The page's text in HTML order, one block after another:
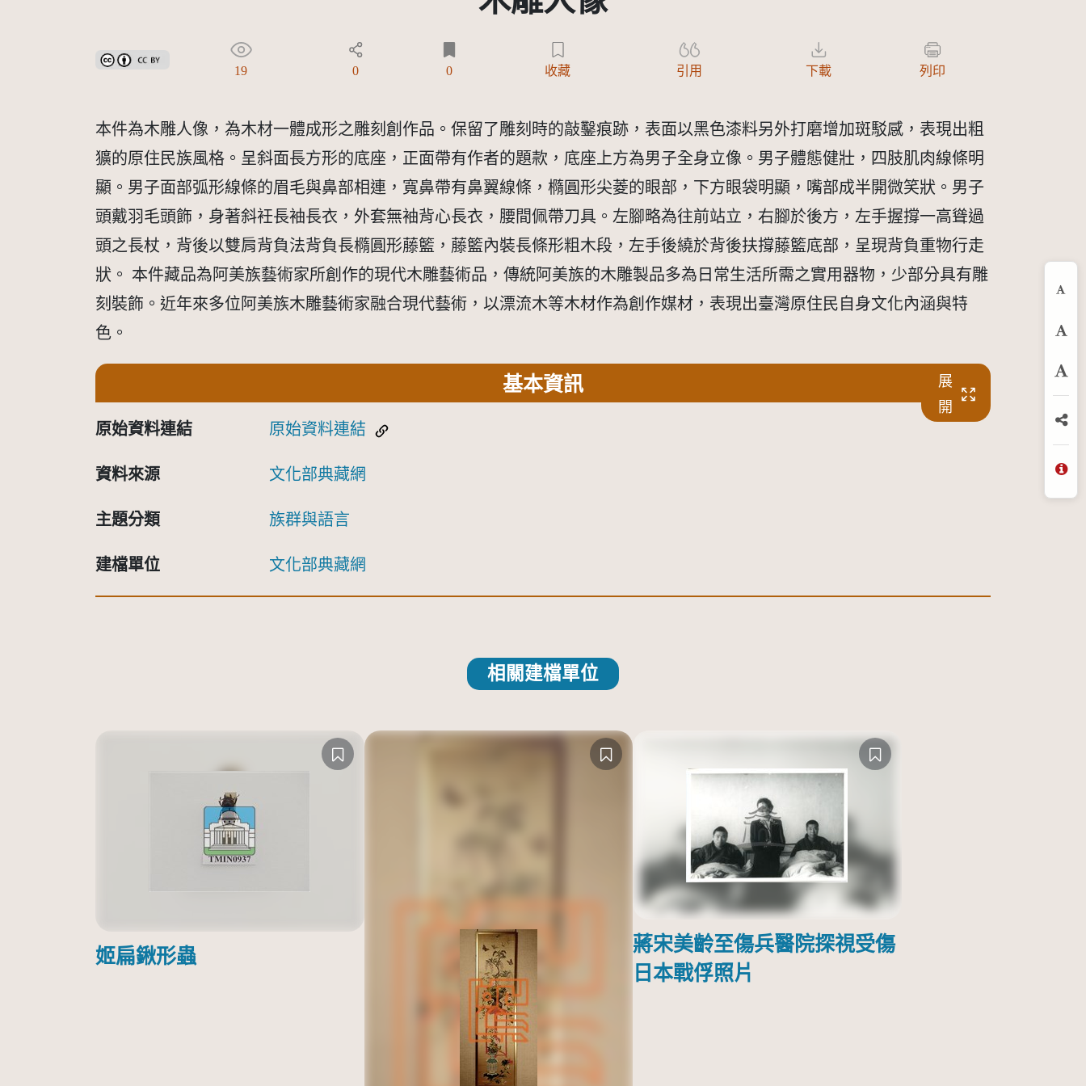
創用CC姓名標示 3.0 台灣及其後版本(CC BY 3.0 TW +)
19 0 0 收藏 引用 下載 列印
本件為木雕人像，為木材一體成形之雕刻創作品。保留了雕刻時的敲鑿痕跡，表面以黑色漆料另外打磨增加斑駁感，表現出粗
獷的原住民族風格。呈斜面長方形的底座，正面帶有作者的題款，底座上方為男子全身立像。男子體態健壯，四肢肌肉線條明
顯。男子面部弧形線條的眉毛與鼻部相連，寬鼻帶有鼻翼線條，橢圓形尖菱的眼部，下方眼袋明顯，嘴部成半開微笑狀。男子
頭戴羽毛頭飾，身著斜衽長袖長衣，外套無袖背心長衣，腰間佩帶刀具。左腳略為往前站立，右腳於後方，左手握撐一高聳過
頭之長杖，背後以雙肩背負法背負長橢圓形藤籃，藤籃內裝長條形粗木段，左手後繞於背後扶撐藤籃底部，呈現背負重物行走
狀。 本件藏品為阿美族藝術家所創作的現代木雕藝術品，傳統阿美族的木雕製品多為日常生活所需之實用器物，少部分具有雕
刻裝飾。近年來多位阿美族木雕藝術家融合現代藝術，以漂流木等木材作為創作媒材，表現出臺灣原住民自身文化內涵與特
色。
基本資訊
展
開
原始資料連結 原始資料連結
資料來源 文化部典藏網
主題分類 族群與語言
建檔單位 文化部典藏網
相關建檔單位
姬扁鍬形蟲
蔣宋美齡至傷兵醫院探視受傷
日本戰俘照片
放
分